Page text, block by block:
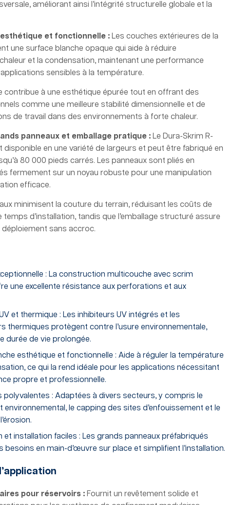
améliorant ainsi l’intégrité structurelle globale et la
et fonctionnelle : Les couches extérieures de la
une surface blanche opaque qui aide à réduire
chaleur et la condensation, maintenant une performance
sensibles à la température.
contribue à une esthétique épurée tout en offrant des
comme une meilleure stabilité dimensionnelle et de
de travail dans des environnements à forte chaleur.
panneaux et emballage pratique : Le Dura-Skrim R-
disponible en une variété de largeurs et peut être fabriqué en
80 000 pieds carrés. Les panneaux sont pliés en
fermement sur un noyau robuste pour une manipulation
efficace.
minimisent la couture du terrain, réduisant les coûts de
temps d’installation, tandis que l’emballage structuré assure
sans accroc.
: La construction multicouche avec scrim
une excellente résistance aux perforations et aux
et thermique : Les inhibiteurs UV intégrés et les
thermiques protègent contre l’usure environnementale,
durée de vie prolongée.
esthétique et fonctionnelle : Aide à réguler la température
ce qui la rend idéale pour les applications nécessitant
propre et professionnelle.
polyvalentes : Adaptées à divers secteurs, y compris le
environnemental, le capping des sites d’enfouissement et le
et installation faciles : Les grands panneaux préfabriqués
besoins en main-d’œuvre sur place et simplifient l’installation.
pour réservoirs : Fournit un revêtement solide et